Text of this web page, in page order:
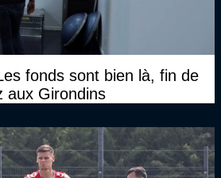
fonds sont bien là, fin de
aux Girondins